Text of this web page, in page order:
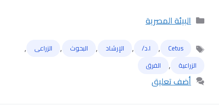
التصنيفات
البيئة المصرية
الوسوم
Cetus
, ا.د/ , الإرشاد , البحوث , الزراعى ,
الزراعية , الفرق
أضف تعليق